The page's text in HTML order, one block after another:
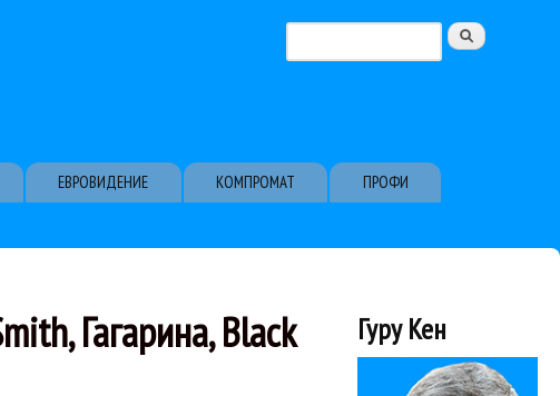
Форма поиска
ЕВРОВИДЕНИЕ КОМПРОМАТ
ПРОФИ
Гагарина, Black Гуру Кен